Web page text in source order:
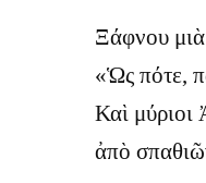
Ξάφνου
«Ὡς πότε,
Καὶ μύριοι
ἀπὸ